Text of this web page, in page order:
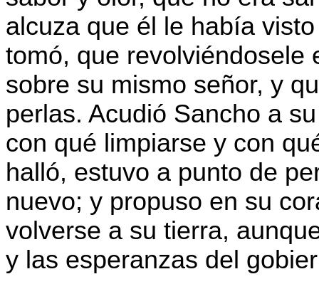
alcuza que él le había
tomó, que revolviéndosele
sobre su mismo señor, y
perlas. Acudió Sancho a
con qué limpiarse y con
halló, estuvo a punto de
nuevo; y propuso en su
volverse a su tierra,
y las esperanzas del